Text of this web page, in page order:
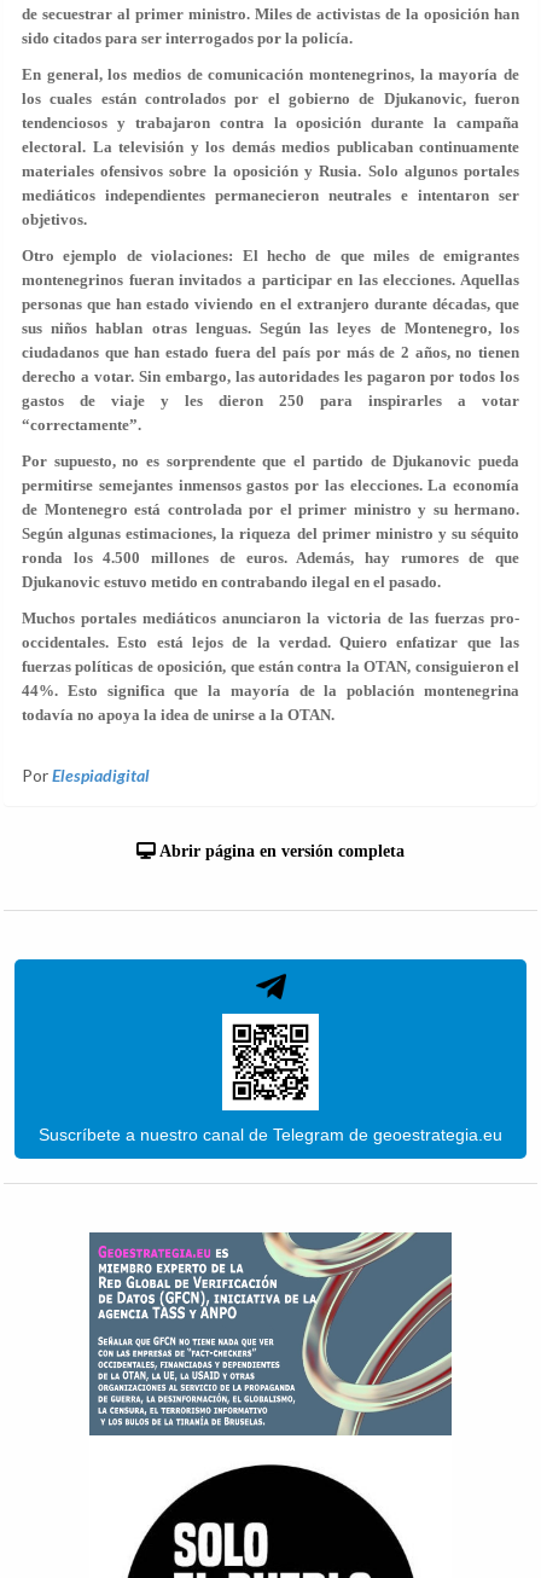
de secuestrar al primer ministro. Miles de activistas de la oposición han
sido citados para ser interrogados por la policía.
En general, los medios de comunicación montenegrinos, la mayoría de
los cuales están controlados por el gobierno de Djukanovic, fueron
tendenciosos y trabajaron contra la oposición durante la campaña
electoral. La televisión y los demás medios publicaban continuamente
materiales ofensivos sobre la oposición y Rusia. Solo algunos portales
mediáticos independientes permanecieron neutrales e intentaron ser
objetivos.
Otro ejemplo de violaciones: El hecho de que miles de emigrantes
montenegrinos fueran invitados a participar en las elecciones. Aquellas
personas que han estado viviendo en el extranjero durante décadas, que
sus niños hablan otras lenguas. Según las leyes de Montenegro, los
ciudadanos que han estado fuera del país por más de 2 años, no tienen
derecho a votar. Sin embargo, las autoridades les pagaron por todos los
gastos de viaje y les dieron 250 para inspirarles a votar
“correctamente”.
Por supuesto, no es sorprendente que el partido de Djukanovic pueda
permitirse semejantes inmensos gastos por las elecciones. La economía
de Montenegro está controlada por el primer ministro y su hermano.
Según algunas estimaciones, la riqueza del primer ministro y su séquito
ronda los 4.500 millones de euros. Además, hay rumores de que
Djukanovic estuvo metido en contrabando ilegal en el pasado.
Muchos portales mediáticos anunciaron la victoria de las fuerzas pro-
occidentales. Esto está lejos de la verdad. Quiero enfatizar que las
fuerzas políticas de oposición, que están contra la OTAN, consiguieron el
44%. Esto significa que la mayoría de la población montenegrina
todavía no apoya la idea de unirse a la OTAN.
PorElespiadigital
Abrir página en versión completa
Suscríbete a nuestro canal de Telegram de geoestrategia.eu